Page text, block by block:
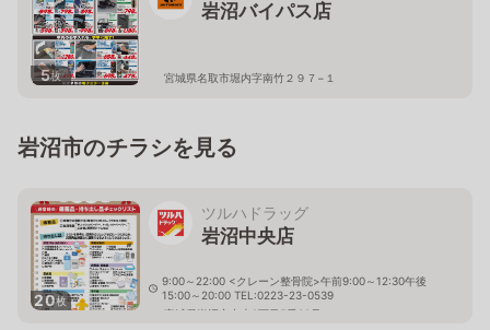
5枚
岩沼バイパス店
宮城県名取市堀内字南竹２９７−１
岩沼市のチラシを見る
20枚
ツルハドラッグ
岩沼中央店
9:00～22:00 <クレーン整骨院>午前9:00～12:30午後
15:00～20:00 TEL:0223-23-0539
宮城県岩沼市中央2丁目5番22号